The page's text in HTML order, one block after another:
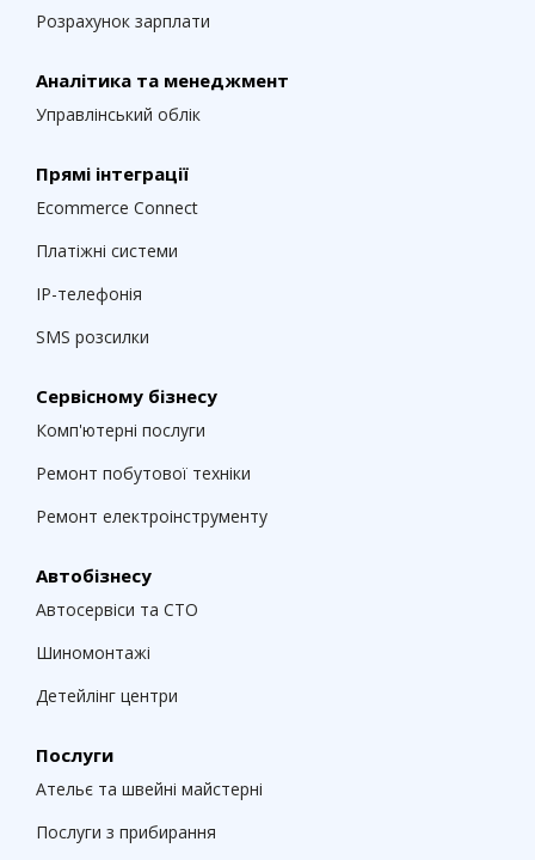
Розрахунок зарплати
Аналітика та менеджмент
Управлінський облік
Прямі інтеграції
Ecommerce Connect
Платіжні системи
IP-телефонія
SMS розсилки
Сервісному бізнесу
Комп'ютерні послуги
Ремонт побутової техніки
Ремонт електроінструменту
Автобізнесу
Автосервіси та СТО
Шиномонтажі
Детейлінг центри
Послуги
Ательє та швейні майстерні
Послуги з прибирання